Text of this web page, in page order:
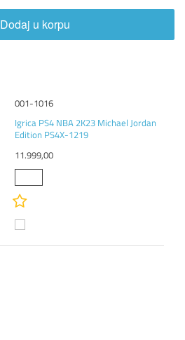
Dodaj u korpu
001-1016
Igrica PS4 NBA 2K23 Michael Jordan
Edition PS4X-1219
11.999,00